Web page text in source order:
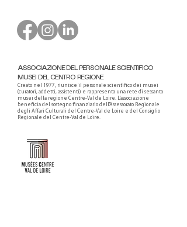
ASSOCIAZIONE DEL PERSONALE SCIENTIFICO
MUSEI DEL CENTRO REGIONE
Creato nel 1977, riunisce il personale scientifico dei musei
(curatori, addetti, assistenti) e rappresenta una rete di sessanta
musei della regione Centre-Val de Loire. L'associazione
beneficia del sostegno finanziario dell'Assessorato Regionale
degli Affari Culturali del Centre-Val de Loire e del Consiglio
Regionale del Centre-Val de Loire.